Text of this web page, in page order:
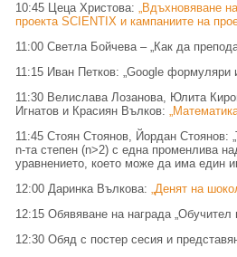
10:45 Цеца Христова: „Вдъхновяване
проекта SCIENTIX и кампаниите на
11:00 Светла Бойчева – „Как да
11:15 Иван Петков: „Google формуляри
11:30 Велислава Лозанова, Юлита
Игнатов и Красиян Вълков:
11:45 Стоян Стоянов, Йордан Стоянов:
n-та степен (n>2) с една променлива
уравнението, което може да има един
12:00 Даринка Вълкова: „Денят на
12:15 Обявяване на награда „Обучител
12:30 Обяд с постер сесия и